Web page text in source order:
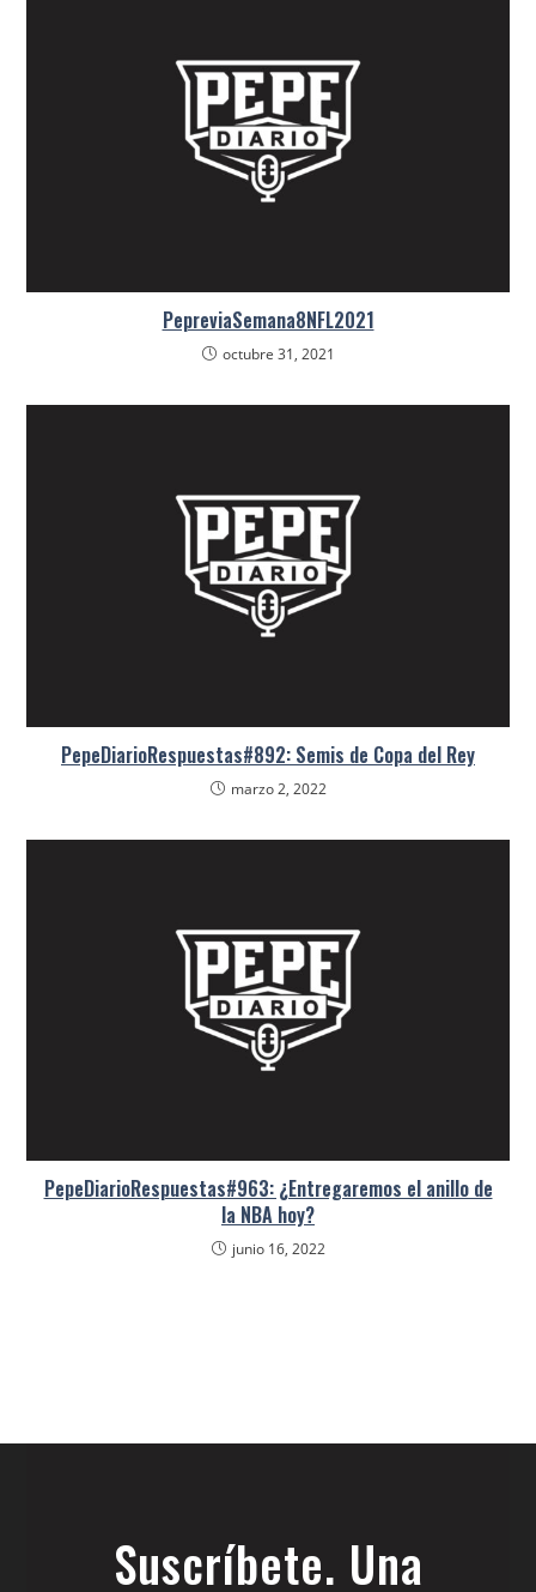
PepreviaSemana8NFL2021
octubre 31, 2021
PepeDiarioRespuestas#892: Semis de Copa del Rey
marzo 2, 2022
PepeDiarioRespuestas#963: ¿Entregaremos el anillo de
la NBA hoy?
junio 16, 2022
Suscríbete. Una